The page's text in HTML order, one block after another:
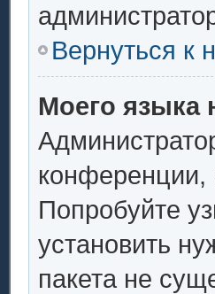
Вернуться к
Моего языка
конференции,
Попробуйте
установить
пакета не